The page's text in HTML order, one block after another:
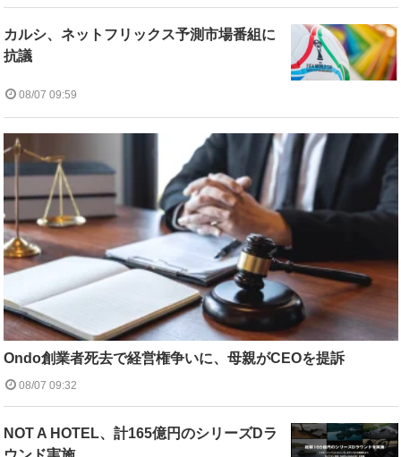
カルシ、ネットフリックス予測市場番組に
抗議
08/07 09:59
Ondo創業者死去で経営権争いに、母親がCEOを提訴
08/07 09:32
NOT A HOTEL、計165億円のシリーズDラ